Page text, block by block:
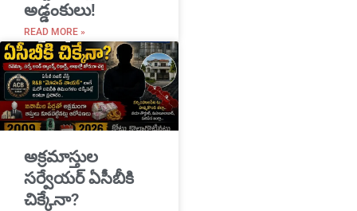
అడ్డంకులు!
READ MORE »
అక్రమాస్తుల
సర్వేయర్ ఏసీబీకి
చిక్కేనా?